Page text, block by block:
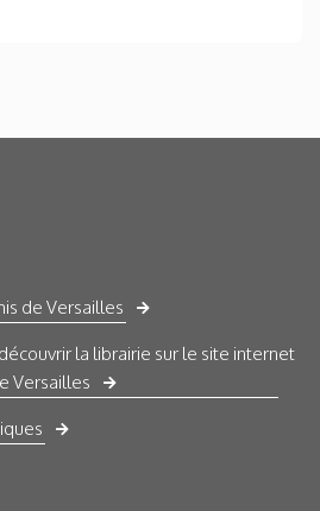
de Versailles
la librairie sur le site internet
Versailles